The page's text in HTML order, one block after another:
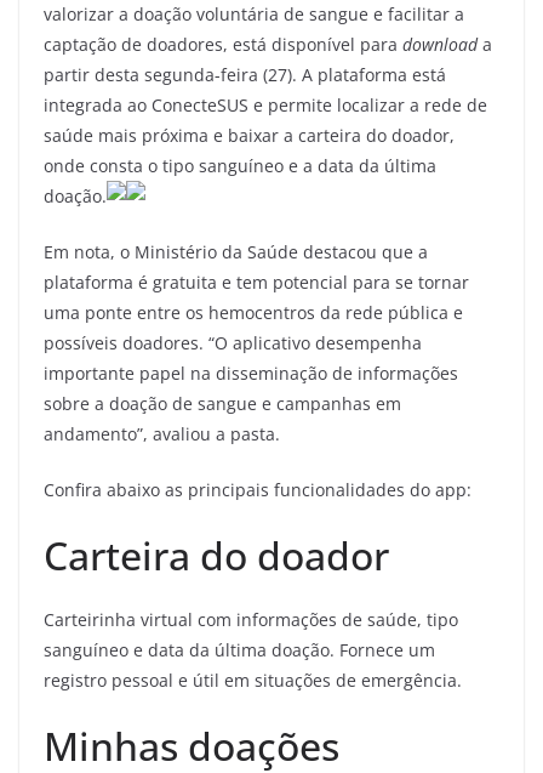
valorizar a doação voluntária de sangue e facilitar a
captação de doadores, está disponível para downloada
partir desta segunda-feira (27). A plataforma está
integrada ao ConecteSUS e permite localizar a rede de
saúde mais próxima e baixar a carteira do doador,
onde consta o tipo sanguíneo e a data da última
doação.
Em nota, o Ministério da Saúde destacou que a
plataforma é gratuita e tem potencial para se tornar
uma ponte entre os hemocentros da rede pública e
possíveis doadores. “O aplicativo desempenha
importante papel na disseminação de informações
sobre a doação de sangue e campanhas em
andamento”, avaliou a pasta.
Confira abaixo as principais funcionalidades do app:
Carteira do doador
Carteirinha virtual com informações de saúde, tipo
sanguíneo e data da última doação. Fornece um
registro pessoal e útil em situações de emergência.
Minhas doações